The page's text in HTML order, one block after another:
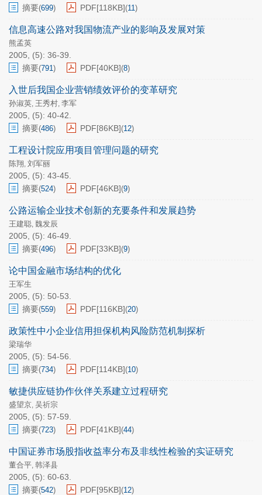
摘要(699) PDF[118KB](11)
信息高速公路对我国物流产业的影响及发展对策
熊孟英
2005, (5): 36-39.
摘要(791) PDF[40KB](8)
入世后我国企业营销绩效评价的变革研究
孙淑英, 王秀村, 李军
2005, (5): 40-42.
摘要(486) PDF[86KB](12)
工程设计院应用项目管理问题的研究
陈翔, 刘军丽
2005, (5): 43-45.
摘要(524) PDF[46KB](9)
公路运输企业技术创新的充要条件和发展趋势
王建聪, 魏发辰
2005, (5): 46-49.
摘要(496) PDF[33KB](9)
论中国金融市场结构的优化
王军生
2005, (5): 50-53.
摘要(559) PDF[116KB](20)
政策性中小企业信用担保机构风险防范机制探析
梁瑞华
2005, (5): 54-56.
摘要(734) PDF[114KB](10)
敏捷供应链协作伙伴关系建立过程研究
盛望京, 吴祈宗
2005, (5): 57-59.
摘要(723) PDF[41KB](44)
中国证券市场股指收益率分布及非线性检验的实证研究
董合平, 韩泽县
2005, (5): 60-63.
摘要(542) PDF[95KB](12)